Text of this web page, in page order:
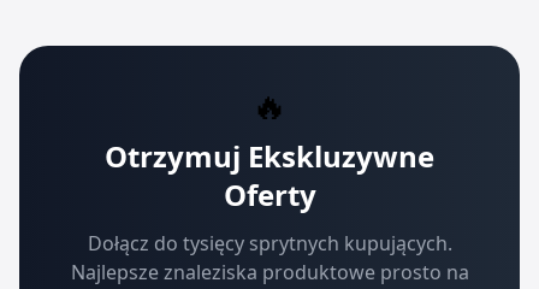
🔥
Otrzymuj Ekskluzywne
Oferty
Dołącz do tysięcy sprytnych kupujących.
Najlepsze znaleziska produktowe prosto na